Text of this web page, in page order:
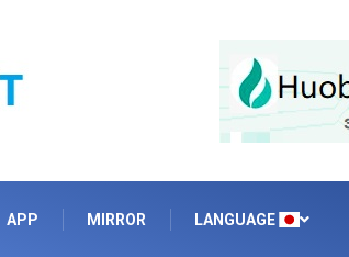
APP MIRROR LANGUAGE